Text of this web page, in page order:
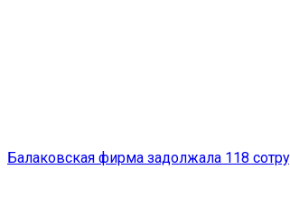
Балаковская фирма задолжала 118